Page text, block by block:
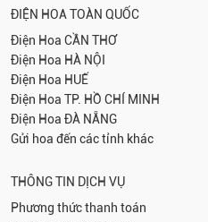
ĐIỆN HOA TOÀN QUỐC
Điện Hoa CẦN THƠ
Điện Hoa HÀ NỘI
Điện Hoa HUẾ
Điện Hoa TP. HỒ CHÍ MINH
Điện Hoa ĐÀ NẴNG
Gửi hoa đến các tỉnh khác
THÔNG TIN DỊCH VỤ
Phương thức thanh toán